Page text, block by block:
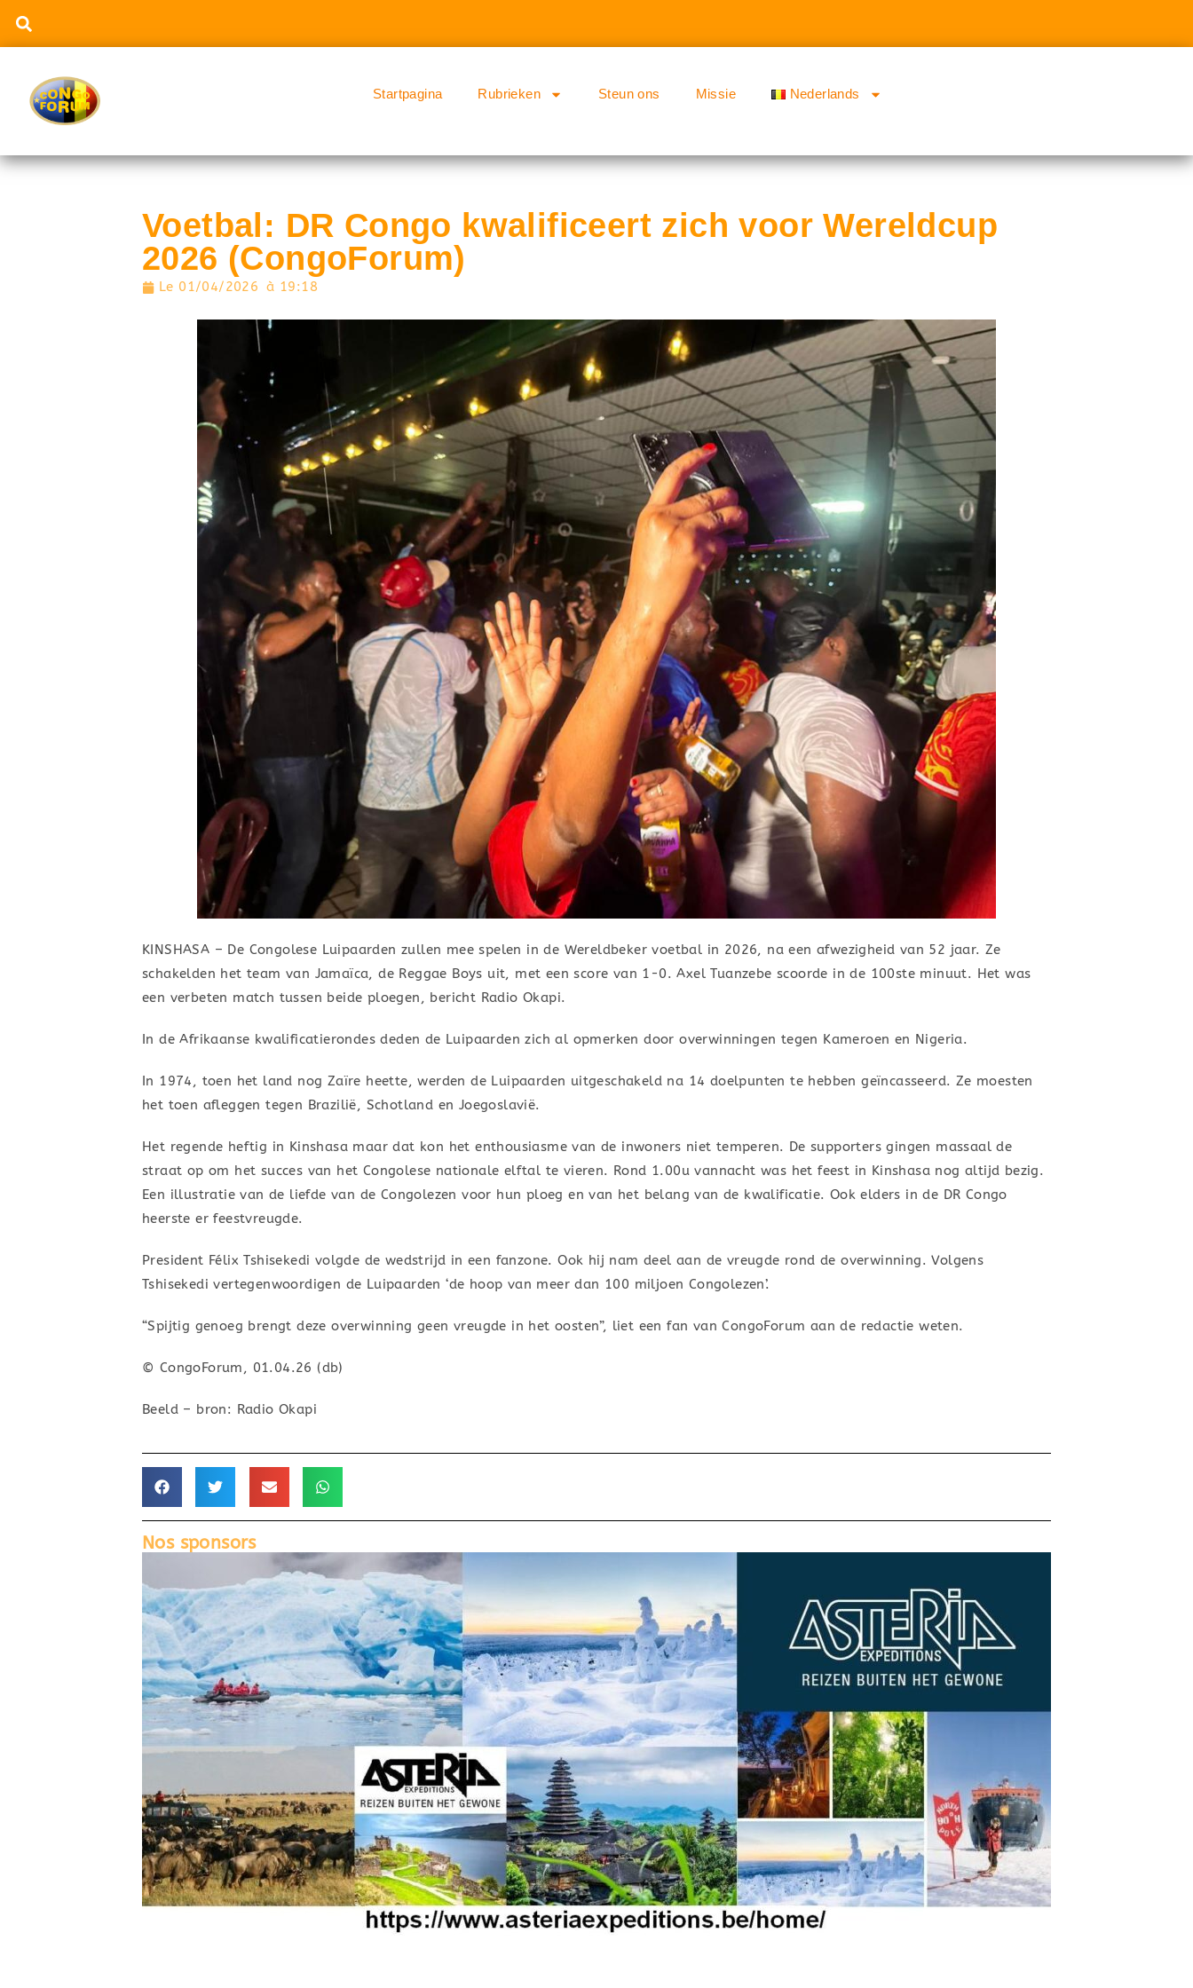
Startpagina Rubrieken Steun ons Missie Nederlands
Voetbal: DR Congo kwalificeert zich voor Wereldcup
2026 (CongoForum)
Le 01/04/2026 à 19:18
KINSHASA – De Congolese Luipaarden zullen mee spelen in de Wereldbeker voetbal in 2026, na een afwezigheid van 52 jaar. Ze
schakelden het team van Jamaïca, de Reggae Boys uit, met een score van 1-0. Axel Tuanzebe scoorde in de 100ste minuut. Het was
een verbeten match tussen beide ploegen, bericht Radio Okapi.
In de Afrikaanse kwalificatierondes deden de Luipaarden zich al opmerken door overwinningen tegen Kameroen en Nigeria.
In 1974, toen het land nog Zaïre heette, werden de Luipaarden uitgeschakeld na 14 doelpunten te hebben geïncasseerd. Ze moesten
het toen afleggen tegen Brazilië, Schotland en Joegoslavië.
Het regende heftig in Kinshasa maar dat kon het enthousiasme van de inwoners niet temperen. De supporters gingen massaal de
straat op om het succes van het Congolese nationale elftal te vieren. Rond 1.00u vannacht was het feest in Kinshasa nog altijd bezig.
Een illustratie van de liefde van de Congolezen voor hun ploeg en van het belang van de kwalificatie. Ook elders in de DR Congo
heerste er feestvreugde.
President Félix Tshisekedi volgde de wedstrijd in een fanzone. Ook hij nam deel aan de vreugde rond de overwinning. Volgens
Tshisekedi vertegenwoordigen de Luipaarden ‘de hoop van meer dan 100 miljoen Congolezen’.
“Spijtig genoeg brengt deze overwinning geen vreugde in het oosten”, liet een fan van CongoForum aan de redactie weten.
© CongoForum, 01.04.26 (db)
Beeld – bron: Radio Okapi
Nos sponsors